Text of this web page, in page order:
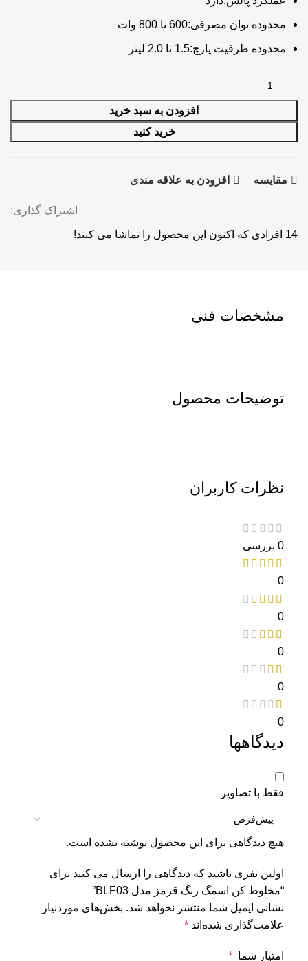
محدوده توان مصرفی:600 تا 800 وات
محدوده ظرفیت پارچ:1.5 تا 2.0 لیتر
افزودن به سبد خرید
خرید کنید
مقايسه افزودن به علاقه مندی
اشتراک گذاری:
14 افرادی که اکنون این محصول را تماشا می کنند!
توضیحات محصول
مشخصات فنی
نظرات کاربران
0 بررسی
0
0
0
0
0
دیدگاهها
فقط با تصاویر
هیچ دیدگاهی برای این محصول نوشته نشده است.
اولین نفری باشید که دیدگاهی را ارسال می کنید برای
“مخلوط کن اسمگ رنگ قرمز مدل BLF03”
نشانی ایمیل شما منتشر نخواهد شد. بخش‌های موردنیاز
علامت‌گذاری شده‌اند *
امتیاز شما *